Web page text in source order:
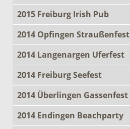
2015 Freiburg Irish Pub
2014 Opfingen Straußenfest
2014 Langenargen Uferfest
2014 Freiburg Seefest
2014 Überlingen Gassenfest
2014 Endingen Beachparty